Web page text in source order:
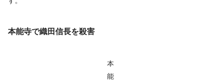
本能寺で織田信長を殺害
本
能